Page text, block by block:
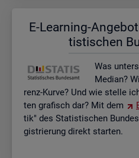
E-Lear­ning-
tis­ti­schen
Was
Me­di­an?
renz-Kurve? Und wie stel­le
ten gra­fisch dar? Mit dem
tik" des Sta­tis­ti­schen
gis­trie­rung di­rekt star­ten.